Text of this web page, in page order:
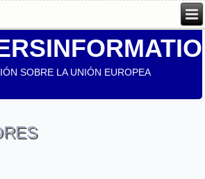
SOBRE LA UNIÓN EUROPEA